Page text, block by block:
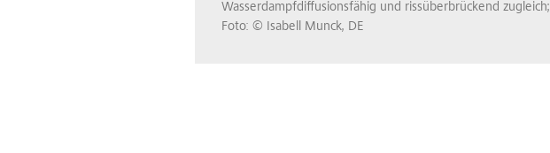
Wasserdampfdiffusionsfähig und rissüberbrückend zugleich;
Foto: © Isabell Munck, DE